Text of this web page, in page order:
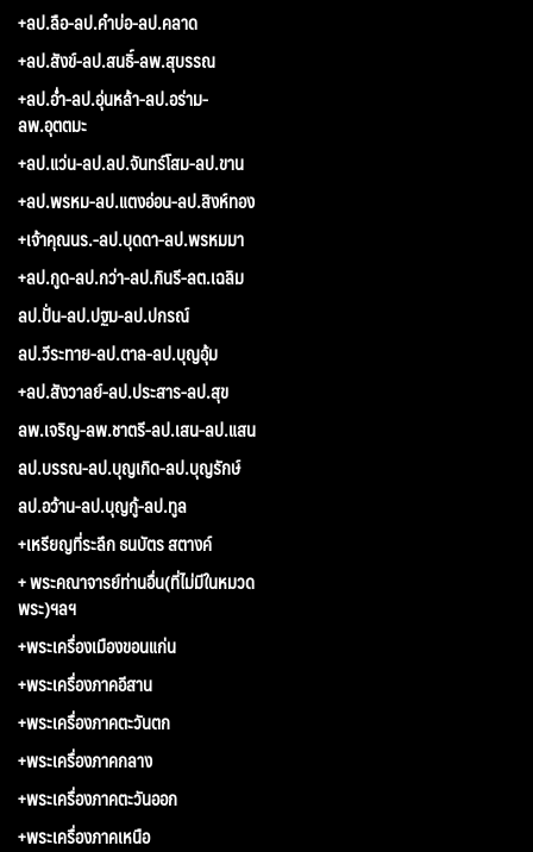
+ลป.ลือ-ลป.คำบ่อ-ลป.คลาด
+ลป.สังข์-ลป.สนธิ์-ลพ.สุบรรณ
+ลป.อ่ำ-ลป.อุ่นหล้า-ลป.อร่าม-
ลพ.อุตตมะ
+ลป.แว่น-ลป.ลป.จันทร์โสม-ลป.ขาน
+ลป.พรหม-ลป.แตงอ่อน-ลป.สิงห์ทอง
+เจ้าคุณนร.-ลป.บุดดา-ลป.พรหมมา
+ลป.กูด-ลป.กว่า-ลป.กินรี-ลต.เฉลิม
ลป.ปั่น-ลป.ปฐม-ลป.ปกรณ์
ลป.วีระทาย-ลป.ตาล-ลป.บุญอุ้ม
+ลป.สังวาลย์-ลป.ประสาร-ลป.สุข
ลพ.เจริญ-ลพ.ชาตรี-ลป.เสน-ลป.แสน
ลป.บรรณ-ลป.บุญเกิด-ลป.บุญรักษ์
ลป.อว้าน-ลป.บุญกู้-ลป.ทูล
+เหรียญที่ระลึก ธนบัตร สตางค์
+ พระคณาจารย์ท่านอื่น(ที่ไม่มีในหมวด
พระ)ฯลฯ
+พระเครื่องเมืองขอนแก่น
+พระเครื่องภาคอีสาน
+พระเครื่องภาคตะวันตก
+พระเครื่องภาคกลาง
+พระเครื่องภาคตะวันออก
+พระเครื่องภาคเหนือ